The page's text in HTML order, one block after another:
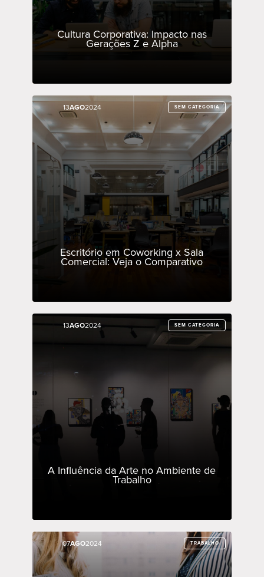
Cultura Corporativa: Impacto nas
Gerações Z e Alpha
13AGO2024 SEM CATEGORIA
Escritório em Coworking x Sala
Comercial: Veja o Comparativo
13AGO2024 SEM CATEGORIA
13AGO2024 SEM CATEGORIA
A Influência da Arte no Ambiente de
Trabalho
13AGO2024 SEM CATEGORIA
07AGO2024 TRABALHO
07AGO2024 TRABALHO